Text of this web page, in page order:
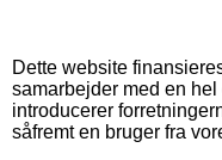
Dette website
samarbejder med en
introducerer
såfremt en bruger fra